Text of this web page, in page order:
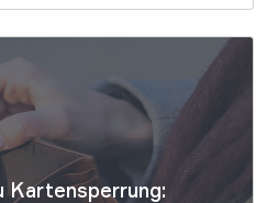
konnten. Doch auch
beigetreten sind,
Sparer haben
Kartensperrung: